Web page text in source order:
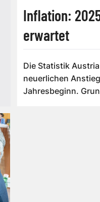
Inflation:
erwartet
Die Statistik
neuerlichen
Jahresbeginn.